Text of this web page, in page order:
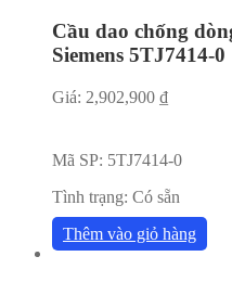
Cầu dao chống
Siemens 5TJ7414-0
Giá: 2,902,900 ₫
Mã SP: 5TJ7414-0
Tình trạng: Có sẵn
Thêm vào giỏ hàng